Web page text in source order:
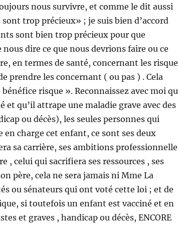
nous survivre, et comme le dit aussi
trop précieux» ; je suis bien d’accord
sont bien trop précieux pour que
dire ce que nous devrions faire ou ce
en termes de santé, concernant les
prendre les concernant ( ou pas ) . Cela
risque ». Reconnaissez avec moi
et qu’il attrape une maladie grave avec des
ou décès), les seules personnes qui
en charge cet enfant, ce sont ses deux
sa carrière, ses ambitions
, celui qui sacrifiera ses ressources , ses
père, cela ne sera jamais ni Mme La
ou sénateurs qui ont voté cette loi ; et de
si toutefois un enfant est vacciné et en
et graves , handicap ou décès, ENCORE